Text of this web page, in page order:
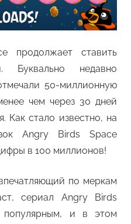
продолжает ставить
Буквально недавно
50-миллионную
чем через 30 дней
Как стало известно, на
Angry Birds Space
в 100 миллионов!
по меркам
сериал Angry Birds
популярным, и в этом